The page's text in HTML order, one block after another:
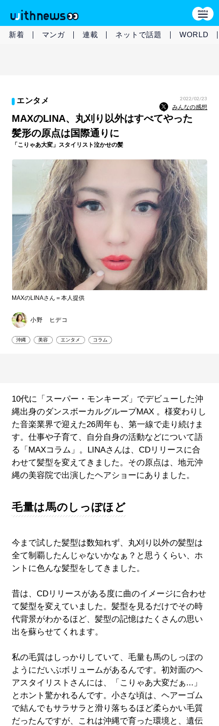
新着 マンガ 連載 ネットで話題 WORLD
エンタメ 2022/02/23
みんなの感想
MAXのLINA、丸刈り以外はすべてやった
髪形の原点は国際通りに
「こりゃあ大変」スタイリスト泣かせの髪
MAXのLINAさん＝本人提供
小野 ヒデコ
沖縄 美容 エンタメ コラム
10代に「スーパー・モンキーズ」でデビューした沖
縄出身のダンスボーカルグループMAX 。様変わりし
た音楽業界で迎えた26周年も、第一線で走り続けま
す。仕事や子育て、自分自身の活動などについて語
る「MAXコラム」。LINAさんは、CDリリースに合
わせて髪型を変えてきました。その原点は、地元沖
縄の美容院で出演したヘアショーにありました。
毛量は馬のしっぽほど
今まで試した髪型は数知れず、丸刈り以外の髪型は
全て制覇したんじゃないかなぁ？と思うくらい、ホ
ントに色んな髪型をしてきました。
昔は、CDリリースがある度に曲のイメージに合わせ
て髪型を変えていました。髪型を見るだけでその時
代背景がわかるほど、髪型の記憶はたくさんの思い
出を蘇らせてくれます。
私の毛質はしっかりしていて、毛量も馬のしっぽの
ようにだいぶボリュームがあるんです。初対面のヘ
アスタイリストさんには、「こりゃあ大変だぁ...」
とホント驚かれるんです。小さな頃は、ヘアーゴム
で結んでもサラサラと滑り落ちるほど柔らかい毛質
だったんですが、これは沖縄で育った環境と、遺伝